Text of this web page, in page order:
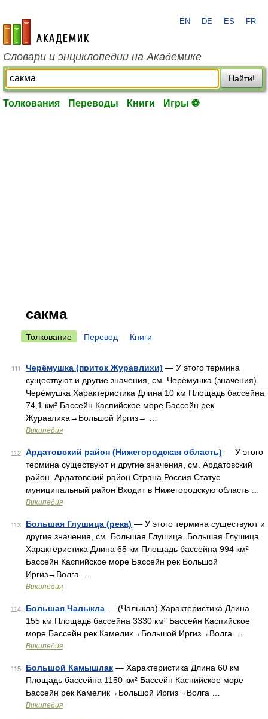
academic.ru
EN DE ES FR
Словари и энциклопедии на Академике
Найти!
Толкования Переводы Книги Игры ⚽
сакма
Толкование Перевод Книги
111 Черёмушка (приток Журавлихи) — У этого термина
существуют и другие значения, см. Черёмушка (значения).
Черёмушка Характеристика Длина 10 км Площадь бассейна
74,1 км² Бассейн Каспийское море Бассейн рек
Журавлиха→Большой Иргиз→ …
Википедия
112 Ардатовский район (Нижегородская область) — У этого
термина существуют и другие значения, см. Ардатовский
район. Ардатовский район Страна Россия Статус
муниципальный район Входит в Нижегородскую область …
Википедия
113 Большая Глушица (река) — У этого термина существуют и
другие значения, см. Большая Глушица. Большая Глушица
Характеристика Длина 65 км Площадь бассейна 994 км²
Бассейн Каспийское море Бассейн рек Большой
Иргиз→Волга …
Википедия
114 Большая Чалыкла — (Чалыкла) Характеристика Длина
155 км Площадь бассейна 3330 км² Бассейн Каспийское
море Бассейн рек Камелик→Большой Иргиз→Волга …
Википедия
115 Большой Камышлак — Характеристика Длина 60 км
Площадь бассейна 1150 км² Бассейн Каспийское море
Бассейн рек Камелик→Большой Иргиз→Волга …
Википедия